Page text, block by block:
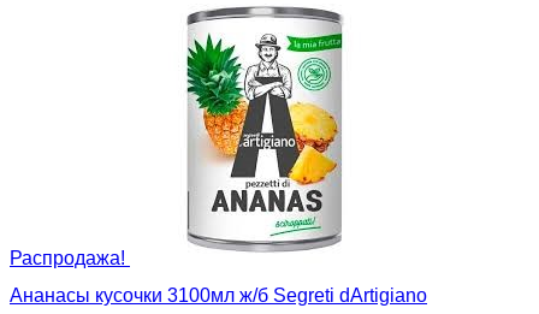
Распродажа!
Ананасы кусочки 3100мл ж/б Segreti dArtigiano